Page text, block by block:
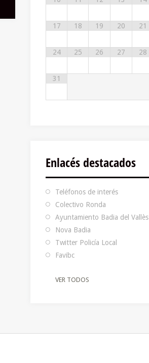
17 18 19 20 21
24 25 26 27 28
31
Enlacés destacados
Teléfonos de interés
Colectivo Ronda
Ayuntamiento Badia del Vallès
Nova Badia
Twitter Policía Local
Favibc
VER TODOS